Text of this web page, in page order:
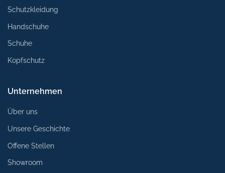
Schutzkleidung
Handschuhe
Schuhe
Kopfschutz
Unternehmen
Über uns
Unsere Geschichte
Offene Stellen
Showroom